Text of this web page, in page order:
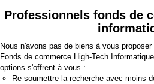
Professionnels fonds de
Nous n'avons pas de biens à vous
Fonds de commerce High-Tech
options s'offrent à vous :
Re-soumettre la recherche avec moins